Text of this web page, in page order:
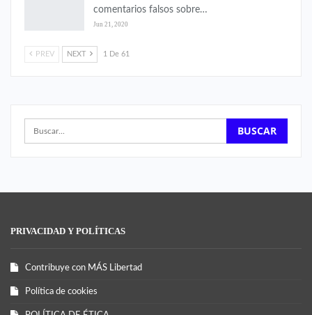
comentarios falsos sobre…
Jun 21, 2020
PREV NEXT 1 De 61
PRIVACIDAD Y POLÍTICAS
Contribuye con MÁS Libertad
Política de cookies